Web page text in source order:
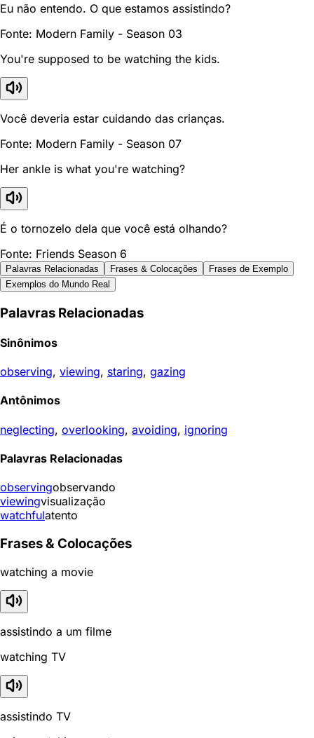
Eu não entendo. O que estamos assistindo?
Fonte: Modern Family - Season 03
You're supposed to be watching the kids.
Você deveria estar cuidando das crianças.
Fonte: Modern Family - Season 07
Her ankle is what you're watching?
É o tornozelo dela que você está olhando?
Fonte: Friends Season 6
Palavras Relacionadas Frases & Colocações
Frases de Exemplo
Exemplos do Mundo Real
Palavras Relacionadas
Sinônimos
observing, viewing, staring, gazing
Antônimos
neglecting, overlooking, avoiding, ignoring
Palavras Relacionadas
observingobservando
viewingvisualização
watchfulatento
Frases & Colocações
watching a movie
assistindo a um filme
watching TV
assistindo TV